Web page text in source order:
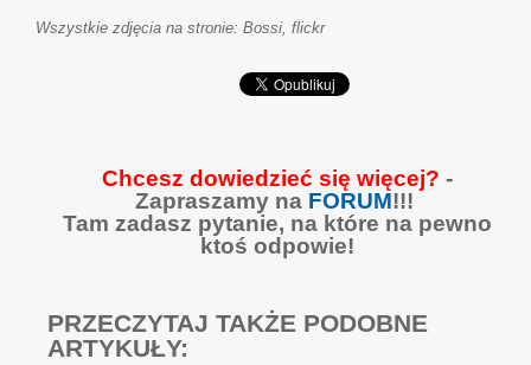
Wszystkie zdjęcia na stronie: Bossi, flickr
Chcesz dowiedzieć się więcej? -
Zapraszamy na FORUM!!!
Tam zadasz pytanie, na które na pewno
ktoś odpowie!
PRZECZYTAJ TAKŻE PODOBNE
ARTYKUŁY: